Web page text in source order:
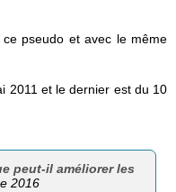
pseudo et avec le même
2011 et le dernier est du 10
peut-il améliorer les
2016